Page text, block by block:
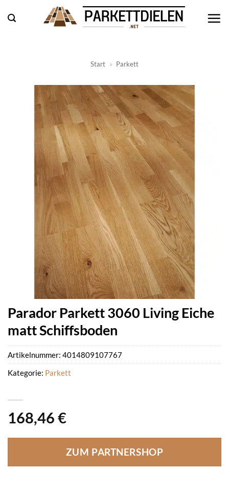
Inhalt
Start » Parkett
Parador Parkett 3060 Living Eiche
matt Schiffsboden
168,46 €
ZUM PARTNERSHOP
Artikelnummer: 4014809107767
Kategorie: Parkett